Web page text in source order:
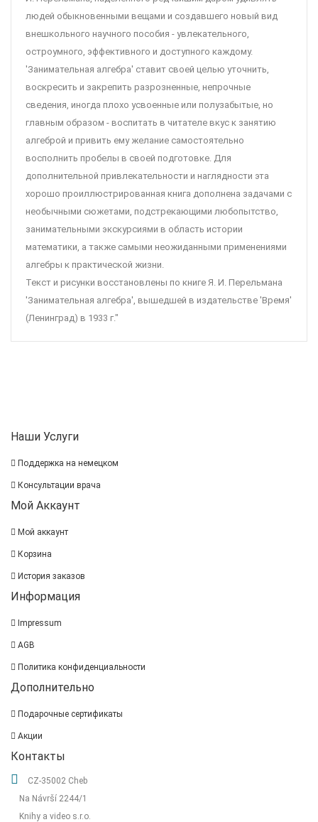
людей обыкновенными вещами и создавшего новый вид
внешкольного научного пособия - увлекательного,
остроумного, эффективного и доступного каждому.
'Занимательная алгебра' ставит своей целью уточнить,
воскресить и закрепить разрозненные, непрочные
сведения, иногда плохо усвоенные или полузабытые, но
главным образом - воспитать в читателе вкус к занятию
алгеброй и привить ему желание самостоятельно
восполнить пробелы в своей подготовке. Для
дополнительной привлекательности и наглядности эта
хорошо проиллюстрированная книга дополнена задачами с
необычными сюжетами, подстрекающими любопытство,
занимательными экскурсиями в область истории
математики, а также самыми неожиданными применениями
алгебры к практической жизни.
Текст и рисунки восстановлены по книге Я. И. Перельмана
'Занимательная алгебра', вышедшей в издательстве 'Время'
(Ленинград) в 1933 г."
Наши Услуги
Поддержка на немецком
Консультации врача
Мой Аккаунт
Мой аккаунт
Корзина
История заказов
Информация
Impressum
AGB
Политика конфиденциальности
Дополнительно
Подарочные сертификаты
Акции
Контакты
CZ-35002 Cheb
Na Návrší 2244/1
Knihy a video s.r.o.